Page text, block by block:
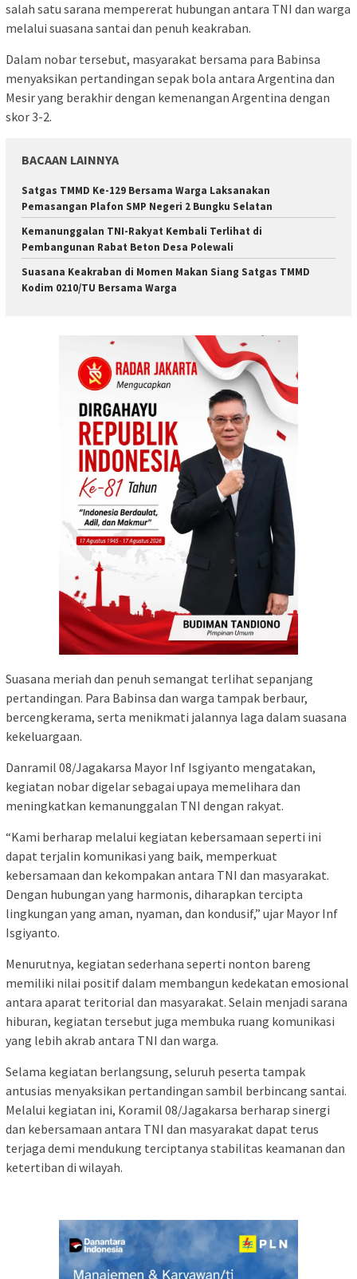
salah satu sarana mempererat hubungan antara TNI dan warga
melalui suasana santai dan penuh keakraban.
Dalam nobar tersebut, masyarakat bersama para Babinsa
menyaksikan pertandingan sepak bola antara Argentina dan
Mesir yang berakhir dengan kemenangan Argentina dengan
skor 3-2.
BACAAN LAINNYA
Satgas TMMD Ke-129 Bersama Warga Laksanakan
Pemasangan Plafon SMP Negeri 2 Bungku Selatan
Kemanunggalan TNI-Rakyat Kembali Terlihat di
Pembangunan Rabat Beton Desa Polewali
Suasana Keakraban di Momen Makan Siang Satgas TMMD
Kodim 0210/TU Bersama Warga
Suasana meriah dan penuh semangat terlihat sepanjang
pertandingan. Para Babinsa dan warga tampak berbaur,
bercengkerama, serta menikmati jalannya laga dalam suasana
kekeluargaan.
Danramil 08/Jagakarsa Mayor Inf Isgiyanto mengatakan,
kegiatan nobar digelar sebagai upaya memelihara dan
meningkatkan kemanunggalan TNI dengan rakyat.
“Kami berharap melalui kegiatan kebersamaan seperti ini
dapat terjalin komunikasi yang baik, memperkuat
kebersamaan dan kekompakan antara TNI dan masyarakat.
Dengan hubungan yang harmonis, diharapkan tercipta
lingkungan yang aman, nyaman, dan kondusif,” ujar Mayor Inf
Isgiyanto.
Menurutnya, kegiatan sederhana seperti nonton bareng
memiliki nilai positif dalam membangun kedekatan emosional
antara aparat teritorial dan masyarakat. Selain menjadi sarana
hiburan, kegiatan tersebut juga membuka ruang komunikasi
yang lebih akrab antara TNI dan warga.
Selama kegiatan berlangsung, seluruh peserta tampak
antusias menyaksikan pertandingan sambil berbincang santai.
Melalui kegiatan ini, Koramil 08/Jagakarsa berharap sinergi
dan kebersamaan antara TNI dan masyarakat dapat terus
terjaga demi mendukung terciptanya stabilitas keamanan dan
ketertiban di wilayah.